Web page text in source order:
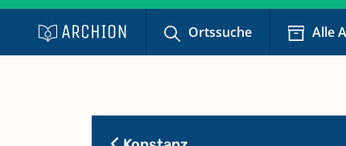
Ortssuche Alle